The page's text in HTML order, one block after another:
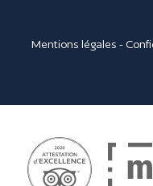
Mentions légales -